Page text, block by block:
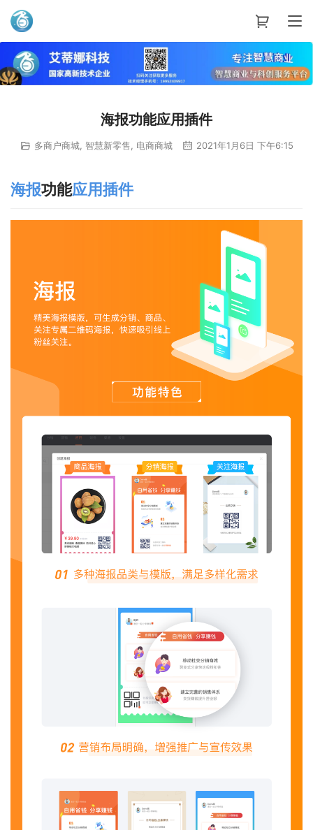
艾蒂娜科技
海报功能应用插件
多商户商城, 智慧新零售 电商商城 2021年1月6日 下午6:15
海报功能应用插件